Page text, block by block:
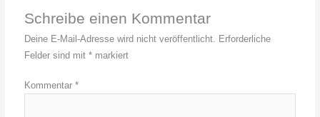
Schreibe einen Kommentar
Deine E-Mail-Adresse wird nicht veröffentlicht.
Erforderliche
Felder sind mit* markiert
Kommentar*